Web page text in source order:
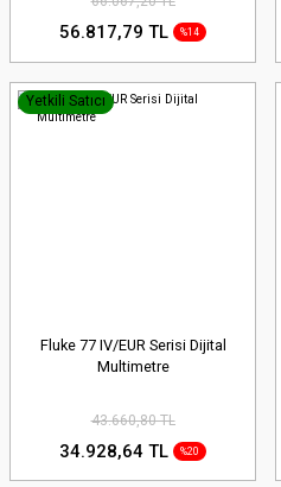
56.817,79 TL %14
Yetkili Satıcı
Fluke 77 IV/EUR Serisi Dijital
Multimetre
43.660,80 TL
34.928,64 TL %20